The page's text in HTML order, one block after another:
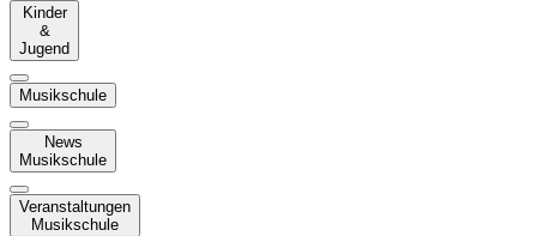
Kinder
&
Jugend
Musikschule
News
Musikschule
Veranstaltungen
Musikschule